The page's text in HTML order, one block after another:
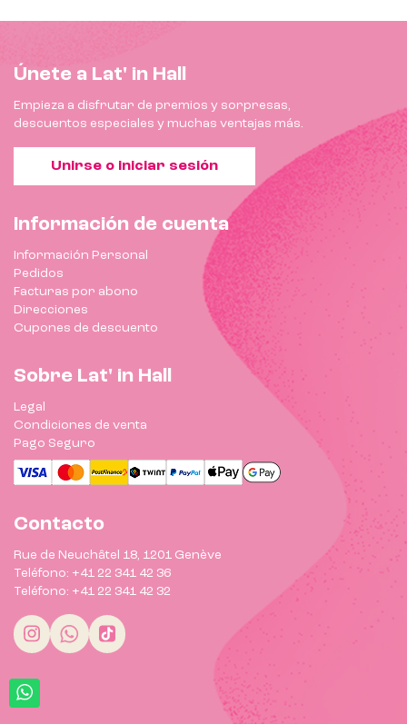
Únete a Lat' in Hall
Empieza a disfrutar de premios y sorpresas,
descuentos especiales y muchas ventajas más.
Unirse o iniciar sesión
Información de cuenta
Información Personal
Pedidos
Facturas por abono
Direcciones
Cupones de descuento
Sobre Lat' in Hall
Legal
Condiciones de venta
Pago Seguro
Contacto
Rue de Neuchâtel 18, 1201 Genève
Teléfono: +41 22 341 42 36
Teléfono: +41 22 341 42 32